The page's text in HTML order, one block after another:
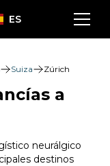
ES
Suiza Zúrich
a
neurálgico
destinos